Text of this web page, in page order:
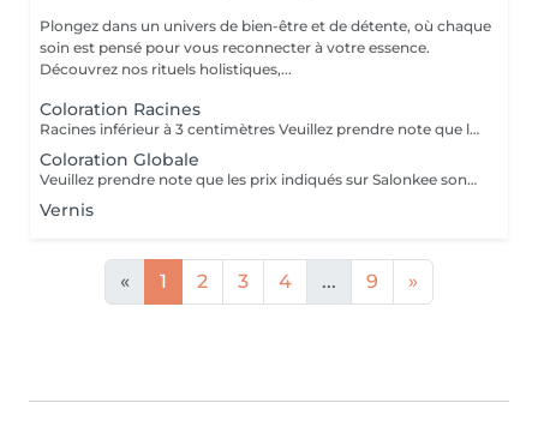
Plongez dans un univers de bien-être et de détente, où chaque
soin est pensé pour vous reconnecter à votre essence.
Découvrez nos rituels holistiques,...
Coloration Racines
Racines inférieur à 3 centimètres Veuillez prendre note que les prix indiqués sur Salonkee sont communiqués à titre informatif et s'entendent de base. Ces derniers sont susceptibles de varier selon le diagnostic réalisé à votre arrivée au salon et l'expertise du professionnel à qui vous confiez votre beauté. Dans tous les cas, un devis précis vous sera proposé et toutes réalisations de prestations seront effectuées avec votre accord. Un grand merci d'avance pour votre compréhension. Au plaisir de vous recevoir très vite.
Coloration Globale
Veuillez prendre note que les prix indiqués sur Salonkee sont communiqués à titre informatif et s'entendent de base. Ces derniers sont susceptibles de varier selon le diagnostic réalisé à votre arrivée au salon et l'expertise du professionnel à qui vous confiez votre beauté. Dans tous les cas, un devis précis vous sera proposé et toutes réalisations de prestations seront effectuées avec votre accord. Un grand merci d'avance pour votre compréhension. Au plaisir de vous recevoir très vite.
Vernis
« 1 2 3 4 ... 9 »